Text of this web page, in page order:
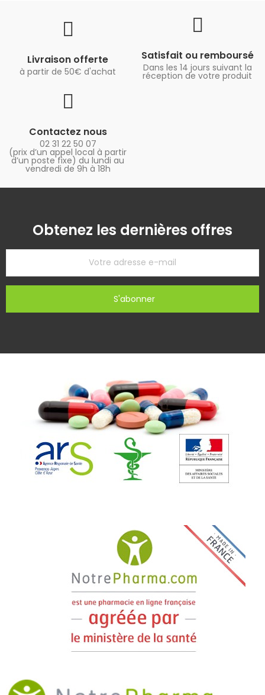
Livraison offerte
à partir de 50€ d'achat
Satisfait ou remboursé
Dans les 14 jours suivant la
réception de votre produit
Contactez nous
02 31 22 50 07
(prix d’un appel local à partir
d’un poste fixe) du lundi au
vendredi de 9h à 18h
Obtenez les dernières offres
S'abonner